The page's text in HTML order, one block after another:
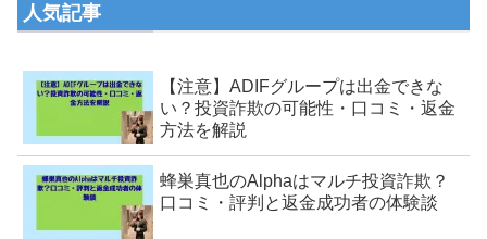
人気記事
【注意】ADIFグループは出金できな
い？投資詐欺の可能性・口コミ・返金
方法を解説
蜂巣真也のAlphaはマルチ投資詐欺？
口コミ・評判と返金成功者の体験談